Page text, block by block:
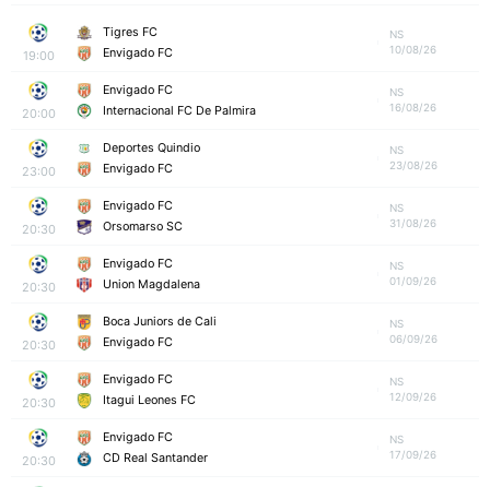
19:00
Tigres FC
Envigado FC
NS
10/08/26
20:00
Envigado FC
Internacional FC De Palmira
NS
16/08/26
23:00
Deportes Quindio
Envigado FC
NS
23/08/26
20:30
Envigado FC
Orsomarso SC
NS
31/08/26
20:30
Envigado FC
Union Magdalena
NS
01/09/26
20:30
Boca Juniors de Cali
Envigado FC
NS
06/09/26
20:30
Envigado FC
Itagui Leones FC
NS
12/09/26
20:30
Envigado FC
CD Real Santander
NS
17/09/26